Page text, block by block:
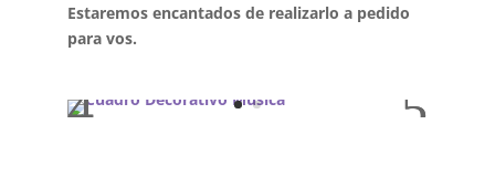
Estaremos encantados de realizarlo a pedido
para vos.